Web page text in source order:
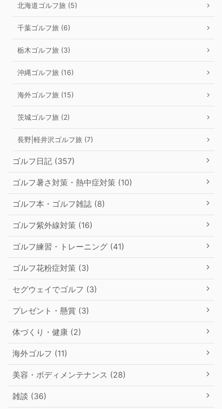
北海道ゴルフ旅 (5)
千葉ゴルフ旅 (6)
栃木ゴルフ旅 (3)
沖縄ゴルフ旅 (16)
海外ゴルフ旅 (15)
茨城ゴルフ旅 (2)
長野|軽井沢ゴルフ旅 (7)
ゴルフ日記 (357)
ゴルフ暑さ対策・熱中症対策 (10)
ゴルフ本・ゴルフ雑誌 (8)
ゴルフ紫外線対策 (16)
ゴルフ練習・トレーニング (41)
ゴルフ花粉症対策 (3)
セグウェイでゴルフ (3)
プレゼント・懸賞 (3)
体づくり・健康 (2)
海外ゴルフ (11)
美容・ボディメンテナンス (28)
雑談 (36)